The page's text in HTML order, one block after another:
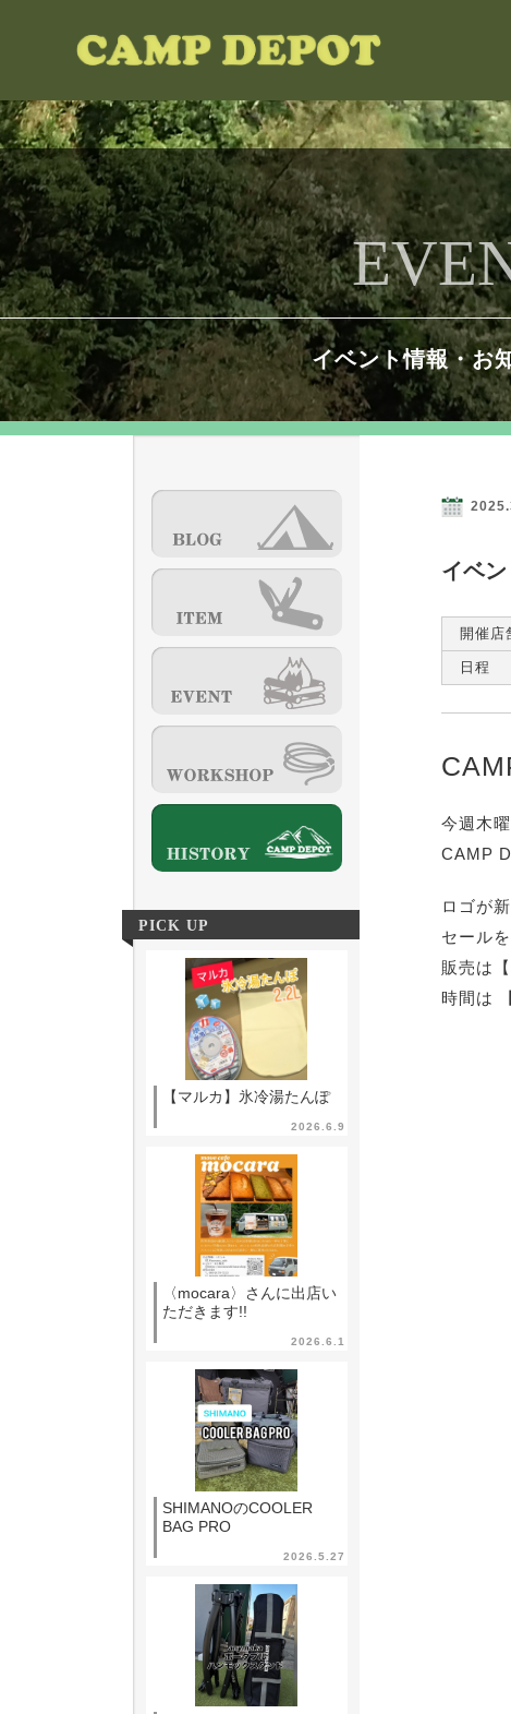
イベント情報・お
イベ
開催店
日程
今週木
CAMP
ロゴが
セール
販売は
時間は
PICK UP
2026.6.9
【マルカ】氷冷湯たんぽ
2026.6.1
〈mocara〉さんに出店い
ただきます!!
2026.5.27
SHIMANOのCOOLER
BAG PRO